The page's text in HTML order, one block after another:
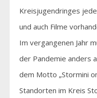
Kreisjugendringes
und auch Filme
Im vergangenen Jahr
der Pandemie anders
dem Motto „Stormini
Standorten im Kreis